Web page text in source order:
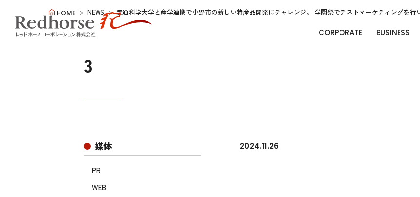
CORPORATE BUSINESS
HOME NEWS 流通科学大学と産学連携で小野市の新しい特産品開発にチャレンジ。 学園祭でテストマーケティングを行
3
媒体
PR
WEB
2024.11.26